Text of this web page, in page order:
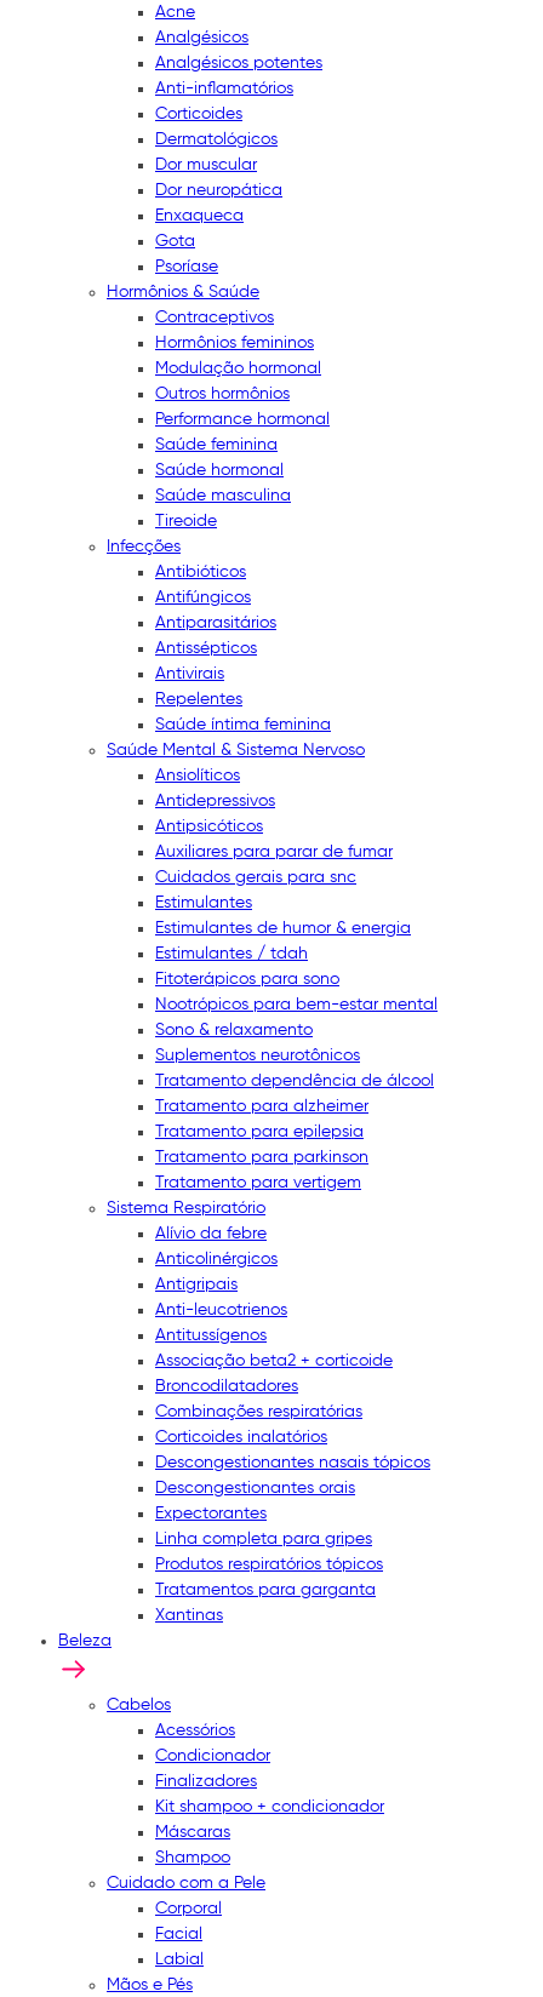
Acne
Analgésicos
Analgésicos potentes
Anti-inflamatórios
Corticoides
Dermatológicos
Dor muscular
Dor neuropática
Enxaqueca
Gota
Psoríase
Hormônios & Saúde
Contraceptivos
Hormônios femininos
Modulação hormonal
Outros hormônios
Performance hormonal
Saúde feminina
Saúde hormonal
Saúde masculina
Tireoide
Infecções
Antibióticos
Antifúngicos
Antiparasitários
Antissépticos
Antivirais
Repelentes
Saúde íntima feminina
Saúde Mental & Sistema Nervoso
Ansiolíticos
Antidepressivos
Antipsicóticos
Auxiliares para parar de fumar
Cuidados gerais para snc
Estimulantes
Estimulantes de humor & energia
Estimulantes / tdah
Fitoterápicos para sono
Nootrópicos para bem-estar mental
Sono & relaxamento
Suplementos neurotônicos
Tratamento dependência de álcool
Tratamento para alzheimer
Tratamento para epilepsia
Tratamento para parkinson
Tratamento para vertigem
Sistema Respiratório
Alívio da febre
Anticolinérgicos
Antigripais
Anti-leucotrienos
Antitussígenos
Associação beta2 + corticoide
Broncodilatadores
Combinações respiratórias
Corticoides inalatórios
Descongestionantes nasais tópicos
Descongestionantes orais
Expectorantes
Linha completa para gripes
Produtos respiratórios tópicos
Tratamentos para garganta
Xantinas
Beleza
Cabelos
Acessórios
Condicionador
Finalizadores
Kit shampoo + condicionador
Máscaras
Shampoo
Cuidado com a Pele
Corporal
Facial
Labial
Mãos e Pés